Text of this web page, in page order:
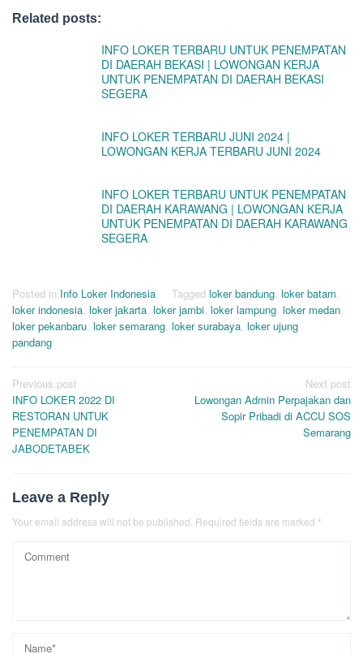
Related posts:
INFO LOKER TERBARU UNTUK PENEMPATAN
DI DAERAH BEKASI | LOWONGAN KERJA
UNTUK PENEMPATAN DI DAERAH BEKASI
SEGERA
INFO LOKER TERBARU JUNI 2024 |
LOWONGAN KERJA TERBARU JUNI 2024
INFO LOKER TERBARU UNTUK PENEMPATAN
DI DAERAH KARAWANG | LOWONGAN KERJA
UNTUK PENEMPATAN DI DAERAH KARAWANG
SEGERA
Posted in Info Loker Indonesia Tagged loker bandung, loker batam,
loker indonesia, loker jakarta, loker jambi, loker lampung, loker medan,
loker pekanbaru, loker semarang, loker surabaya, loker ujung
pandang
Post
navigation
Previous post
INFO LOKER 2022 DI
RESTORAN UNTUK
PENEMPATAN DI
JABODETABEK
Next post
Lowongan Admin Perpajakan dan
Sopir Pribadi di ACCU SOS
Semarang
Leave a Reply
Your email address will not be published. Required fields are marked *